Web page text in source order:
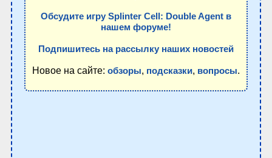
Обсудите игру Splinter Cell: Double Agent в
нашем форуме!
Подпишитесь на рассылку наших новостей
Новое на сайте: обзоры, подсказки, вопросы.